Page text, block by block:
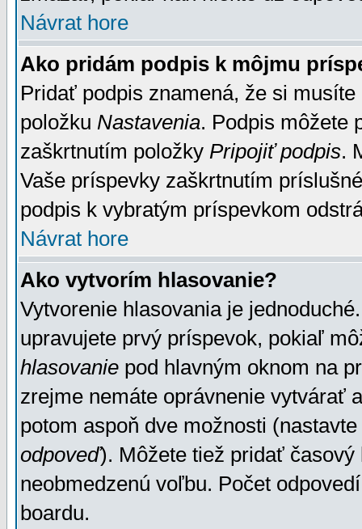
Návrat hore
Ako pridám podpis k môjmu
Pridať podpis znamená, že si
položku Nastavenia. Podpis môžete
zaškrtnutím položky Pripojiť podpis.
Vaše príspevky zaškrtnutím
podpis k vybratým príspevkom
Návrat hore
Ako vytvorím hlasovanie?
Vytvorenie hlasovania je
upravujete prvý príspevok, pokiaľ
hlasovanie pod hlavným oknom na
zrejme nemáte oprávnenie vytvárať
potom aspoň dve možnosti
odpoveď). Môžete tiež pridať
neobmedzenú voľbu. Počet
boardu.